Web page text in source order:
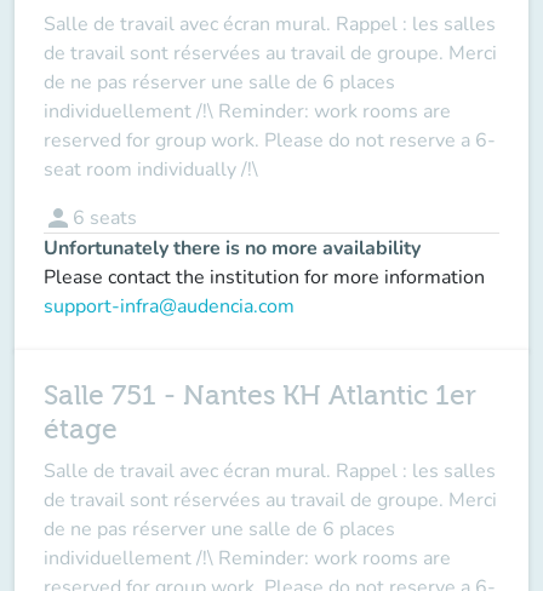
Salle de travail avec écran mural. Rappel : les salles
de travail sont réservées au travail de groupe. Merci
de ne pas réserver une salle de 6 places
individuellement /!\ Reminder: work rooms are
reserved for group work. Please do not reserve a 6-
seat room individually /!\
person 6 seats
Unfortunately there is no more availability
Please contact the institution for more information
support-infra@audencia.com
Salle 751 - Nantes KH Atlantic 1er
étage
Salle de travail avec écran mural. Rappel : les salles
de travail sont réservées au travail de groupe. Merci
de ne pas réserver une salle de 6 places
individuellement /!\ Reminder: work rooms are